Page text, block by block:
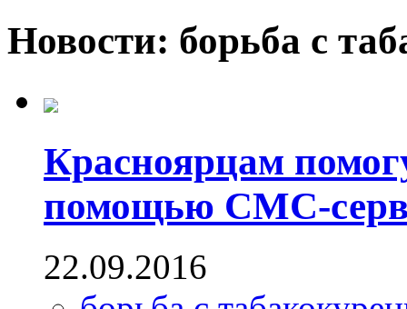
Новости: борьба с
Красноярцам
помощью СМС-
22.09.2016